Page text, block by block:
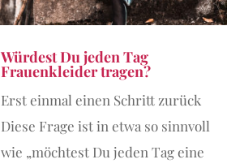
Würdest Du jeden Tag
Frauenkleider tragen?
Erst einmal einen Schritt zurück
Diese Frage ist in etwa so sinnvoll
wie „möchtest Du jeden Tag eine